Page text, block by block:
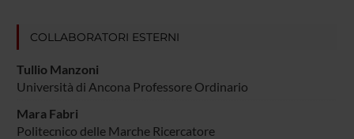
COLLABORATORI ESTERNI
Tullio Manzoni
Università di Ancona Professore Ordinario
Mara Fabri
Politecnico delle Marche Ricercatore